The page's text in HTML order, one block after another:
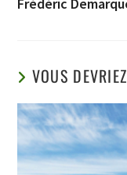
VOUS